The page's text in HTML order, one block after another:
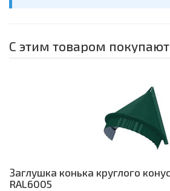
С этим товаром покупают
Заглушка конька круглого
RAL6005